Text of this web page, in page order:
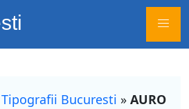
Tipografii Bucuresti » AURO